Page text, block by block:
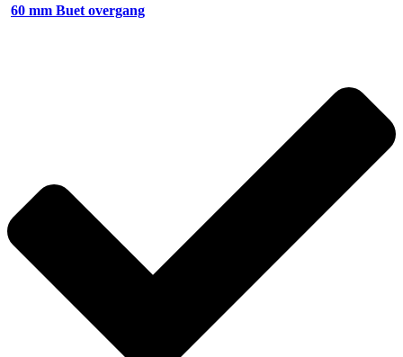
60 mm Buet overgang